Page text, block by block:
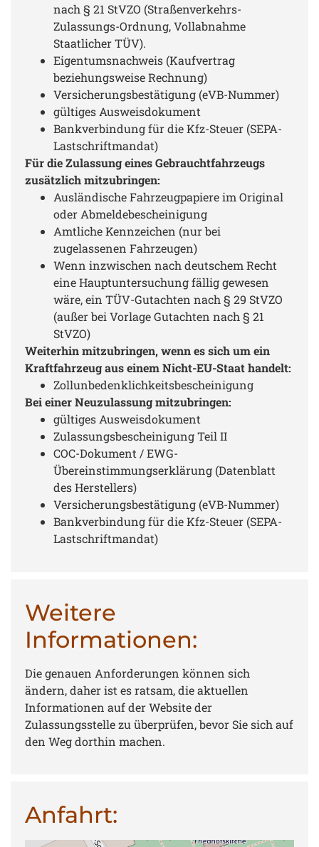
nach § 21 StVZO (Straßenverkehrs-
Zulassungs-Ordnung, Vollabnahme
Staatlicher TÜV).
Eigentumsnachweis (Kaufvertrag
beziehungsweise Rechnung)
Versicherungsbestätigung (eVB-Nummer)
gültiges Ausweisdokument
Bankverbindung für die Kfz-Steuer (SEPA-
Lastschriftmandat)
Für die Zulassung eines Gebrauchtfahrzeugs
zusätzlich mitzubringen:
Ausländische Fahrzeugpapiere im Original
oder Abmeldebescheinigung
Amtliche Kennzeichen (nur bei
zugelassenen Fahrzeugen)
Wenn inzwischen nach deutschem Recht
eine Hauptuntersuchung fällig gewesen
wäre, ein TÜV-Gutachten nach § 29 StVZO
(außer bei Vorlage Gutachten nach § 21
StVZO)
Weiterhin mitzubringen, wenn es sich um ein
Kraftfahrzeug aus einem Nicht-EU-Staat handelt:
Zollunbedenklichkeitsbescheinigung
Bei einer Neuzulassung mitzubringen:
gültiges Ausweisdokument
Zulassungsbescheinigung Teil II
COC-Dokument / EWG-
Übereinstimmungserklärung (Datenblatt
des Herstellers)
Versicherungsbestätigung (eVB-Nummer)
Bankverbindung für die Kfz-Steuer (SEPA-
Lastschriftmandat)
Weitere
Informationen:
Die genauen Anforderungen können sich
ändern, daher ist es ratsam, die aktuellen
Informationen auf der Website der
Zulassungsstelle zu überprüfen, bevor Sie sich auf
den Weg dorthin machen.
Anfahrt: